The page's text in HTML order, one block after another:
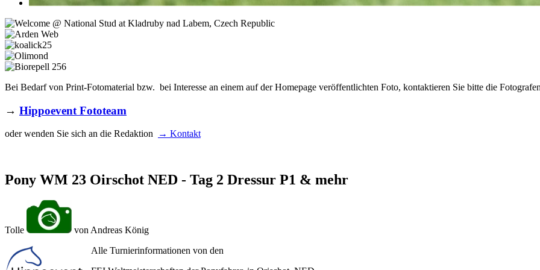
Bei Bedarf von Print-Fotomaterial bzw. bei Interesse an einem auf der Homepage veröffentlichten Foto, kontaktieren Sie bitte die
→ Hippoevent Fototeam
oder wenden Sie sich an die Redaktion → Kontakt
Pony WM 23 Oirschot NED - Tag 2 Dressur P1 & mehr
Tolle
von Andreas König
Alle Turnierinformationen von den